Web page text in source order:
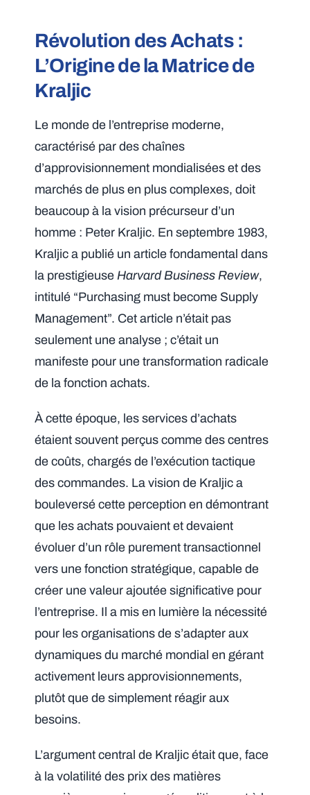
Révolution des Achats :
L’Origine de la Matrice de
Kraljic
Le monde de l’entreprise moderne,
caractérisé par des chaînes
d’approvisionnement mondialisées et des
marchés de plus en plus complexes, doit
beaucoup à la vision précurseur d’un
homme : Peter Kraljic. En septembre 1983,
Kraljic a publié un article fondamental dans
la prestigieuseHarvard Business Review,
intitulé “Purchasing must become Supply
Management”. Cet article n’était pas
seulement une analyse ; c’était un
manifeste pour une transformation radicale
de la fonction achats.
À cette époque, les services d’achats
étaient souvent perçus comme des centres
de coûts, chargés de l’exécution tactique
des commandes. La vision de Kraljic a
bouleversé cette perception en démontrant
que les achats pouvaient et devaient
évoluer d’un rôle purement transactionnel
vers une fonction stratégique, capable de
créer une valeur ajoutée significative pour
l’entreprise. Il a mis en lumière la nécessité
pour les organisations de s’adapter aux
dynamiques du marché mondial en gérant
activement leurs approvisionnements,
plutôt que de simplement réagir aux
besoins.
L’argument central de Kraljic était que, face
à la volatilité des prix des matières